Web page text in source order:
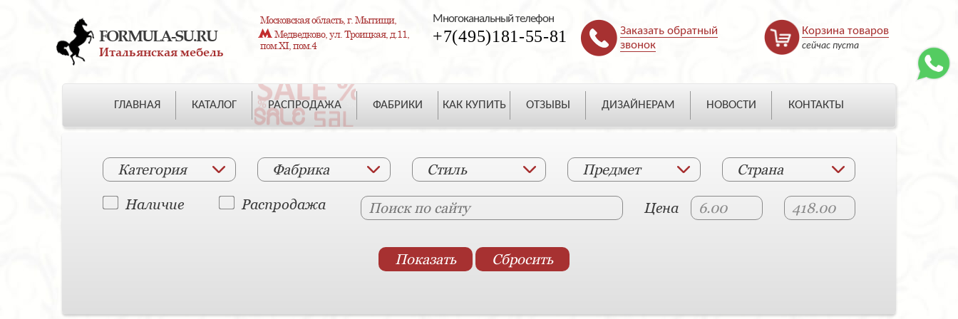
FORMULA-SU.RU
Итальянская мебель
Московская область, г. Мытищи,
Медведково, ул. Троицкая, д.11,
пом.XI, пом.4
Многоканальный телефон
+7(495)181-55-81
Заказать обратный
звонок
Корзина товаров
сейчас пуста
ГЛАВНАЯ КАТАЛОГ РАСПРОДАЖА ФАБРИКИ КАК КУПИТЬ ОТЗЫВЫ ДИЗАЙНЕРАМ НОВОСТИ КОНТАКТЫ
Категория Фабрика Стиль Предмет Страна
Наличие Распродажа Цена